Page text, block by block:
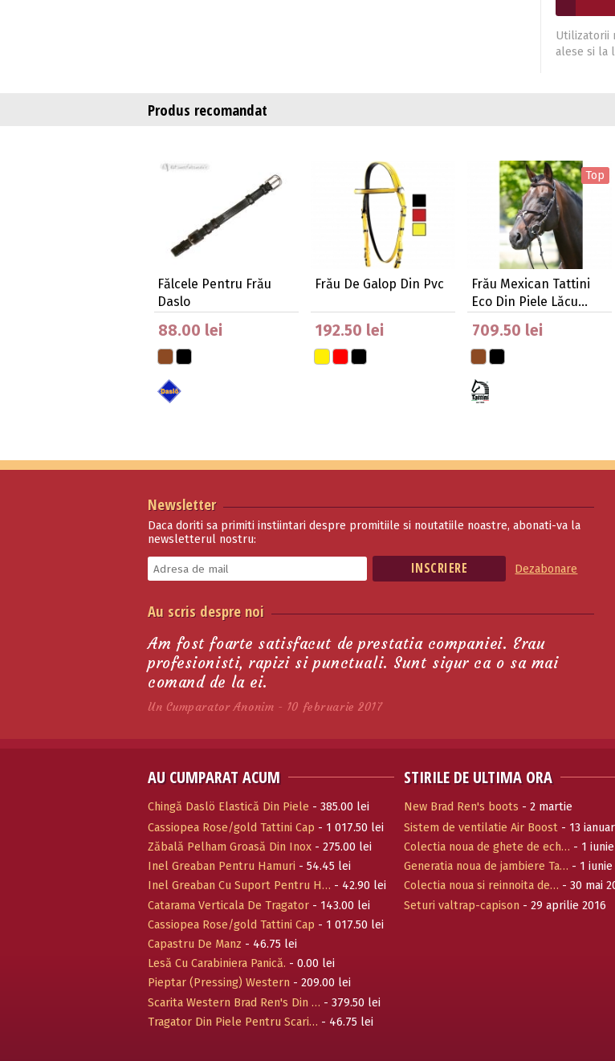
Utilizatorii
alese si la
Produs recomandat
Fălcele Pentru Frău
Daslo
88.00 lei
Frău De Galop Din Pvc
192.50 lei
Top
Frău Mexican Tattini
Eco Din Piele Lăcu…
709.50 lei
110.00 lei
Newsletter
Daca doriti sa primiti instiintari despre promitiile si noutatiile noastre, abonati-va la
newsletterul nostru:
Dezabonare
Au scris despre noi
Am fost foarte satisfacut de prestatia companiei. Erau
profesionisti, rapizi si punctuali. Sunt sigur ca o sa mai
comand de la ei.
Un Cumparator Anonim - 10 februarie 2017
AU CUMPARAT ACUM
Chingă Daslö Elastică Din Piele - 385.00 lei
Cassiopea Rose/gold Tattini Cap - 1 017.50 lei
Zăbală Pelham Groasă Din Inox - 275.00 lei
Inel Greaban Pentru Hamuri - 54.45 lei
Inel Greaban Cu Suport Pentru H… - 42.90 lei
Catarama Verticala De Tragator - 143.00 lei
Cassiopea Rose/gold Tattini Cap - 1 017.50 lei
Capastru De Manz - 46.75 lei
Lesă Cu Carabiniera Panică. - 0.00 lei
Pieptar (Pressing) Western - 209.00 lei
Scarita Western Brad Ren's Din … - 379.50 lei
Tragator Din Piele Pentru Scari… - 46.75 lei
STIRILE DE ULTIMA ORA
New Brad Ren's boots - 2 martie
Sistem de ventilatie Air Boost- 13
2017
Colectia noua de ghete de ech… - 1
Generatia noua de jambiere Ta… - 1 iunie
Colectia noua si reinnoita de… - 30 mai
Seturi valtrap-capison - 29 aprilie 2016